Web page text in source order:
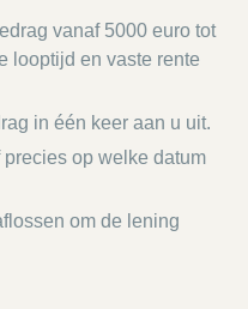
vanaf 5000 euro tot
looptijd en vaste rente
in één keer aan u uit.
op welke datum
om de lening